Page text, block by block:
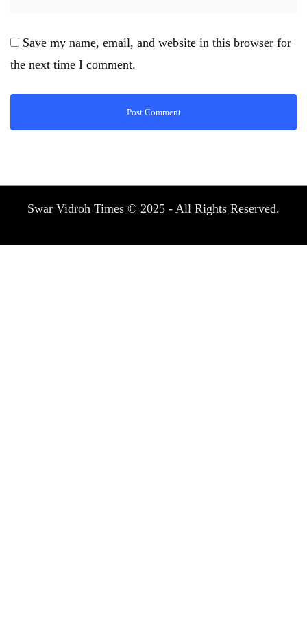
Save my name, email, and website in this browser for
the next time I comment.
Swar Vidroh Times © 2025 - All Rights Reserved.